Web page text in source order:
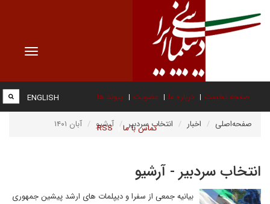
Toggle
صفحه نخست درباره ما عضویت پیوند ها
تماس با ما RSS
ENGLISH
صفحه‌اصلی اخبار انتخاب سردبیر آرشیو آبان ۱۴۰۱
انتخاب سردبیر - آرشیو
بیانیه جمعی از سفرا و دیپلمات های ارشد پیشین جمهوری